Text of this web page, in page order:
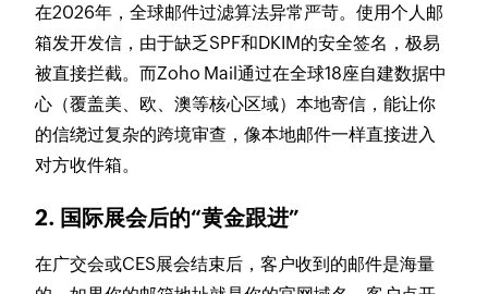
在2026年，全球邮件过滤算法异常严苛。使用个人邮
箱发开发信，由于缺乏SPF和DKIM的安全签名，极易
被直接拦截。而Zoho Mail通过在全球18座自建数据中
心（覆盖美、欧、澳等核心区域）本地寄信，能让你
的信绕过复杂的跨境审查，像本地邮件一样直接进入
对方收件箱。
2. 国际展会后的“黄金跟进”
在广交会或CES展会结束后，客户收到的邮件是海量